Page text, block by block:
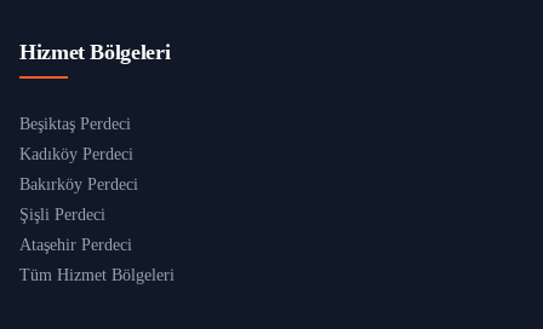
Hizmet Bölgeleri
Beşiktaş Perdeci
Kadıköy Perdeci
Bakırköy Perdeci
Şişli Perdeci
Ataşehir Perdeci
Tüm Hizmet Bölgeleri